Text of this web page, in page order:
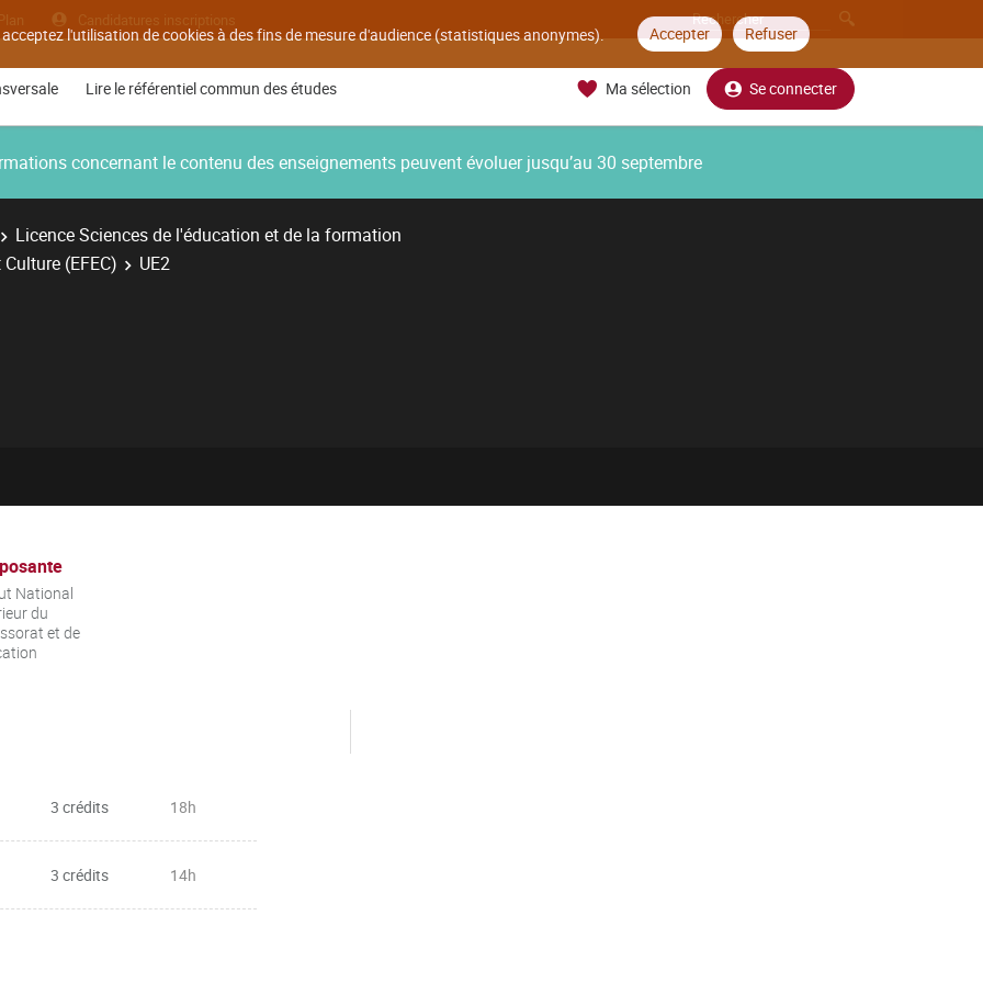
l'utilisation de cookies à des fins de mesure d'audience (statistiques anonymes). Accepter Refuser
Candidatures inscriptions
Lire le référentiel commun des études Ma sélection Se connecter
concernant le contenu des enseignements peuvent évoluer jusqu’au 30 septembre
Licence Sciences de l'éducation et de la formation
(EFEC)
UE2
National
du
et de
3 crédits 18h
3 crédits 14h